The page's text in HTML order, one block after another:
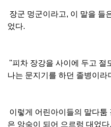
장군 멍군이라고, 이 말을 들
었다.
"피차 장강을 사이에 두고 절
나는 문지기를 하던 졸병이라
이렇게 어린아이들의 말다툼
은 앙숙이 되어 으르렁 대었